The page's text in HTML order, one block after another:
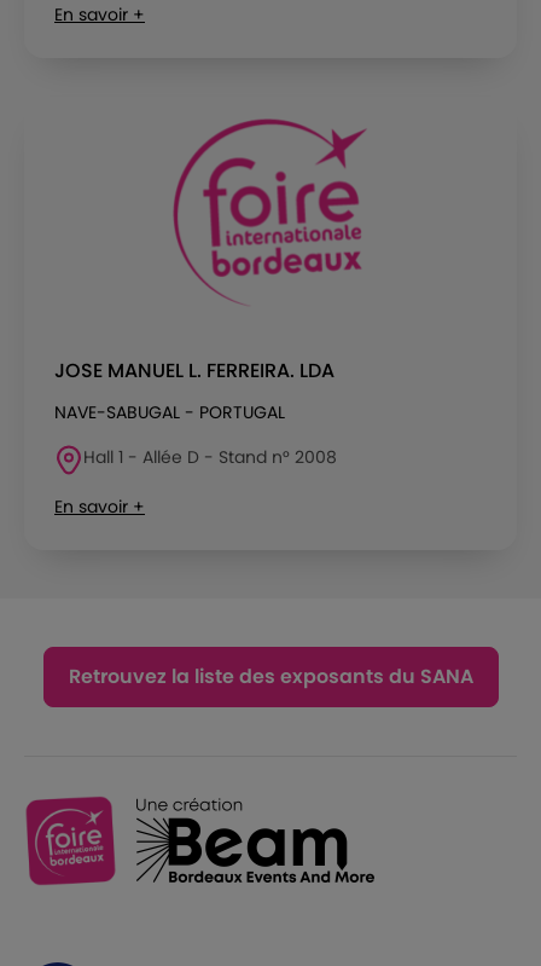
En savoir +
JOSE MANUEL L. FERREIRA. LDA
NAVE-SABUGAL - PORTUGAL
Hall 1 - Allée D - Stand n° 2008
En savoir +
Retrouvez la liste des exposants du SANA